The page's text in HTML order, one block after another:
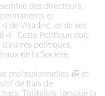
des directeurs,
et
de Visa Inc. et de ses
»). Cette Politique doit
politiques,
de la Société,
professionnelles
et
de frais de
Toutefois, lorsque la